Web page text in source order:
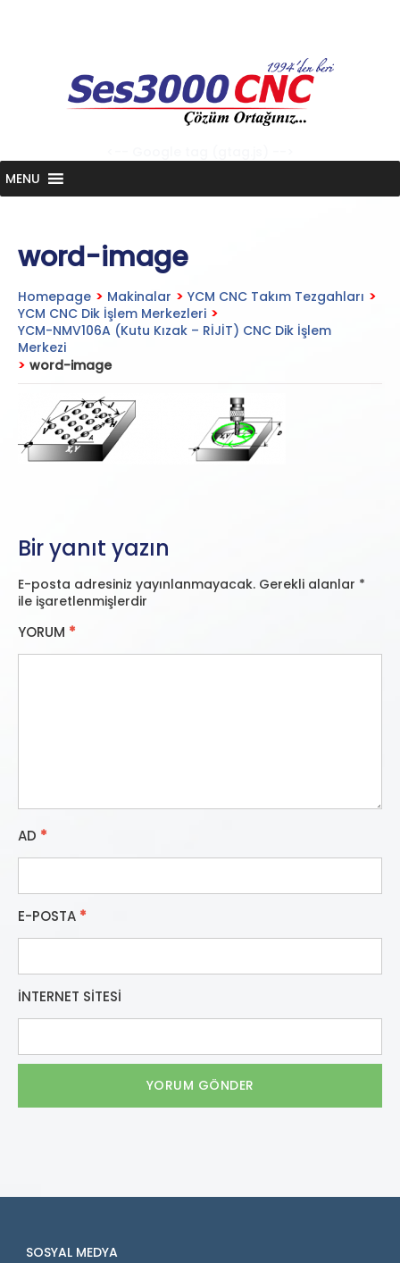
content
MENU
word-image
Homepage > Makinalar > YCM CNC Takım Tezgahları >
YCM CNC Dik İşlem Merkezleri >
YCM-NMV106A (Kutu Kızak – RİJİT) CNC Dik İşlem
Merkezi
> word-image
Bir yanıt yazın
E-posta adresiniz yayınlanmayacak. Gerekli alanlar *
ile işaretlenmişlerdir
YORUM *
AD *
E-POSTA *
İNTERNET SITESI
SOSYAL MEDYA